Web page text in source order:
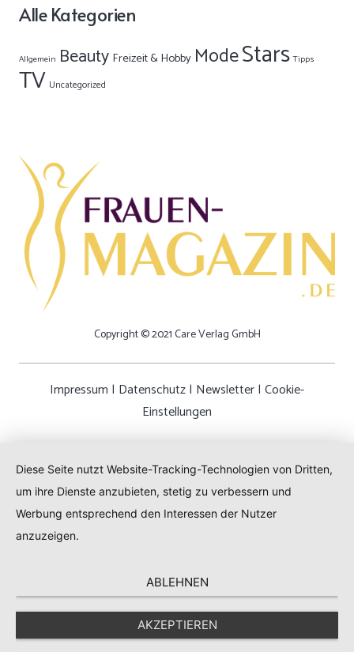
Alle Kategorien
Allgemein Beauty Freizeit & Hobby ModeStars Tipps
TV Uncategorized
Copyright © 2021 Care Verlag GmbH
Impressum | Datenschutz| Newsletter| Cookie-
Einstellungen
Diese Seite nutzt Website-Tracking-Technologien von Dritten,
um ihre Dienste anzubieten, stetig zu verbessern und
Werbung entsprechend den Interessen der Nutzer
anzuzeigen.
ABLEHNEN
AKZEPTIEREN